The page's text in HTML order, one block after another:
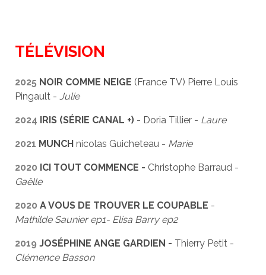
TÉLÉVISION
2025 NOIR COMME NEIGE (France TV) Pierre Louis
Pingault - Julie
2024 IRIS (SÉRIE CANAL +) - Doria Tillier - Laure
2021 MUNCH nicolas Guicheteau - Marie
2020 ICI TOUT COMMENCE - Christophe Barraud -
Gaëlle
2020 A VOUS DE TROUVER LE COUPABLE -
Mathilde Saunier ep1- Elisa Barry ep2
2019 JOSÉPHINE ANGE GARDIEN - Thierry Petit -
Clémence Basson